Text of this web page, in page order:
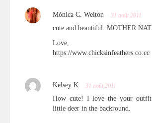
Mónica C. Welton 31 août 2011
cute and beautiful. MOTHER
Love,
https://www.chicksinfeathers.co.cc
Kelsey K 31 août 2011
How cute! I love the your
little deer in the backround.